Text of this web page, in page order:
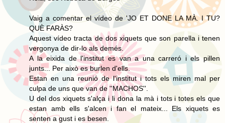
Vaig a comentar el vídeo de 'JO ET DONE LA MÀ. I TU?
QUÈ FARÀS?
Aquest vídeo tracta de dos xiquets que son parella i tenen
vergonya de dir-lo als demés.
A la eixida de l'institut es van a una carreró i els pillen
junts... Per això es burlen d'ells.
Estan en una reunió de l'institut i tots els miren mal per
culpa de uns que van de ''MACHOS''.
U del dos xiquets s'alça i li dona la mà i tots i totes els que
estan amb ells s'alcen i fan el mateix... Els xiquets es
senten a gust i es besen.